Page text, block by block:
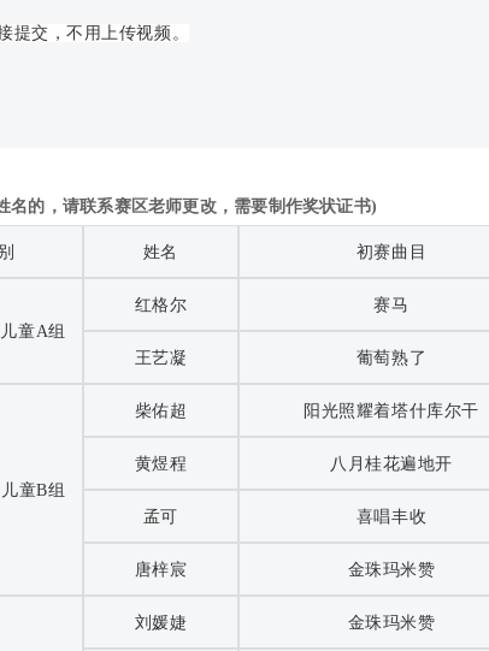
提交，不用上传视频。
名的，请联系赛区老师更改，需要制作奖状证书)
姓名 初赛曲目
童A组
红格尔 赛马
王艺凝 葡萄熟了
童B组
柴佑超 阳光照耀着塔什库尔干
黄煜程 八月桂花遍地开
孟可 喜唱丰收
唐梓宸 金珠玛米赞
刘媛婕 金珠玛米赞